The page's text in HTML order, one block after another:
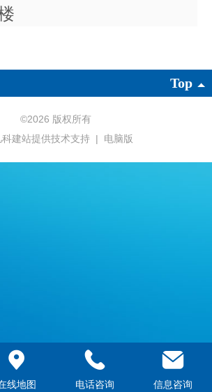
Top
©2026 版权所有
建站提供技术支持
| 电脑版
线地图 电话咨询 信息咨询